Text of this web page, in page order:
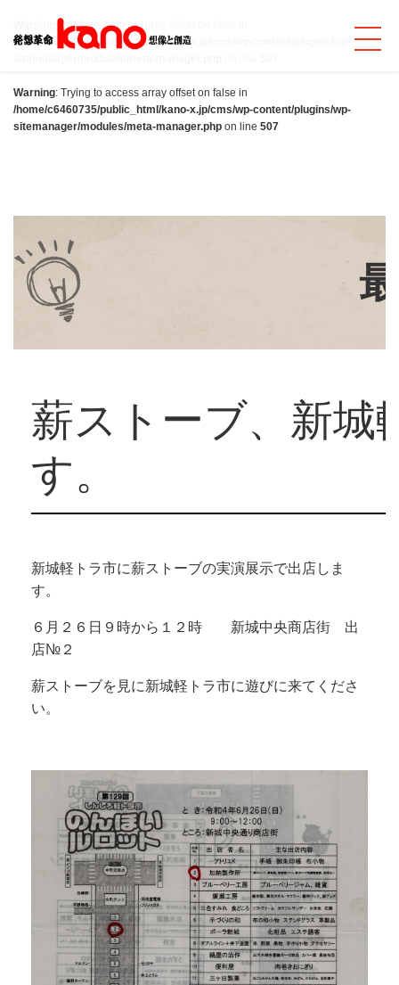
: Trying to access array offset on false in
/home/c6460735/public_html/kano-x.jp/cms/wp-content/plugins/wp-
Warning: Trying to access array offset on false in
/home/c6460735/public_html/kano-x.jp/cms/wp-content/plugins/wp-
sitemanager/modules/meta-manager.php on line 507
薪ストーブ、新城
す。
新城軽トラ市に薪ストーブの実演展示で出店しま
す。
６月２６日９時から１２時 新城中央商店街 出
店№２
薪ストーブを見に新城軽トラ市に遊びに来てくださ
い。